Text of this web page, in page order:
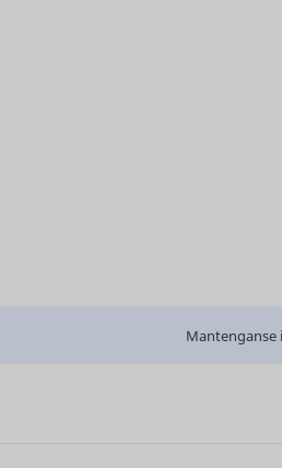
Mantenganse